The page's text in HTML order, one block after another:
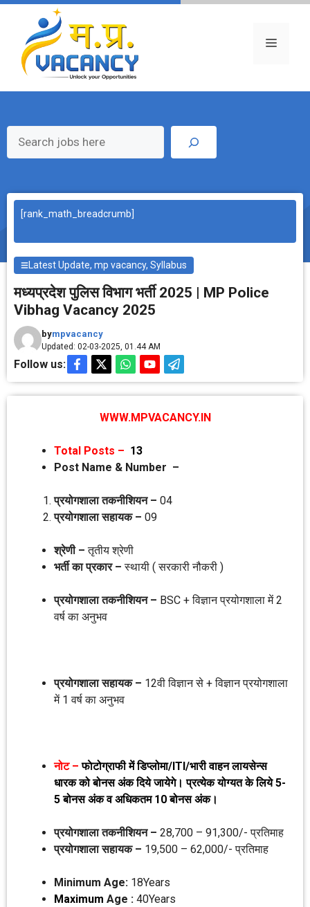
Skip
content
Menu
[rank_math_breadcrumb]
Latest Update,mp vacancy,Syllabus
मध्‍यप्रदेश पुलिस विभाग भर्ती 2025 | MP Police
Vibhag Vacancy 2025
bympvacancy
Updated: 02-03-2025, 01.44 AM
Follow us:
WWW.MPVACANCY.IN
Total Posts – 13
Post Name & Number –
प्रयोगशाला तकनीशियन – 04
प्रयोगशाला सहायक – 09
श्रेणी – तृतीय श्रेणी
भर्ती का प्रकार –स्‍थायी ( सरकारी नौकरी )
प्रयोगशाला तकनीशियन – BSC + विज्ञान प्रयोगशाला में 2
वर्ष का अनुभव
प्रयोगशाला सहायक – 12वी विज्ञान से + विज्ञान प्रयोगशाला
में 1 वर्ष का अनुभव
नोट –फाेटोग्राफी में डिप्‍लोमा/ITI/भारी वाहन लायसेन्‍स
धारक को बोनस अंक दिये जायेगे। प्रत्‍येक योग्‍यत के लिये 5-
5 बोनस अंक व अधिकतम 10 बोनस अंक।
प्रयोगशाला तकनीशियन – 28,700 – 91,300/- प्रतिमाह
प्रयोगशाला सहायक – 19,500 – 62,000/- प्रतिमाह
Minimum Age: 18Years
Maximum Age : 40Years